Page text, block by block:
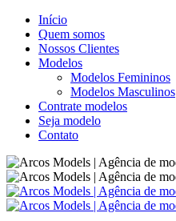
Início
Quem somos
Nossos Clientes
Modelos
Modelos Femininos
Modelos Masculinos
Contrate modelos
Seja modelo
Contato